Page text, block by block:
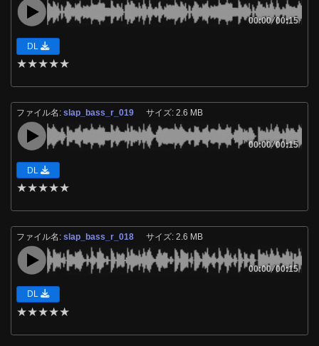
00:00/00:15
DL
★★★★★
ファイル名:slap_bass_r_019 サイズ: 2.6 MB
00:00/00:15
DL
★★★★★
ファイル名:slap_bass_r_018 サイズ: 2.6 MB
00:00/00:15
DL
★★★★★